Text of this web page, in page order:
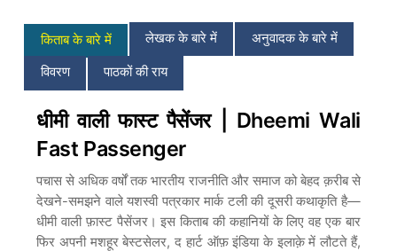
किताब के बारे में लेखक के बारे में अनुवादक के बारे में
विवरण पाठकों की राय
धीमी वाली फास्ट पैसेंजर | Dheemi Wali
Fast Passenger
पचास से अधिक वर्षों तक भारतीय राजनीति और समाज को बेहद क़रीब से
देखने-समझने वाले यशस्वी पत्रकार मार्क टली की दूसरी कथाकृति है—
धीमी वाली फ़ास्ट पैसेंजर। इस किताब की कहानियों के लिए वह एक बार
फिर अपनी मशहूर बेस्टसेलर, द हार्ट ऑफ़ इंडिया के इलाक़े में लौटते हैं,